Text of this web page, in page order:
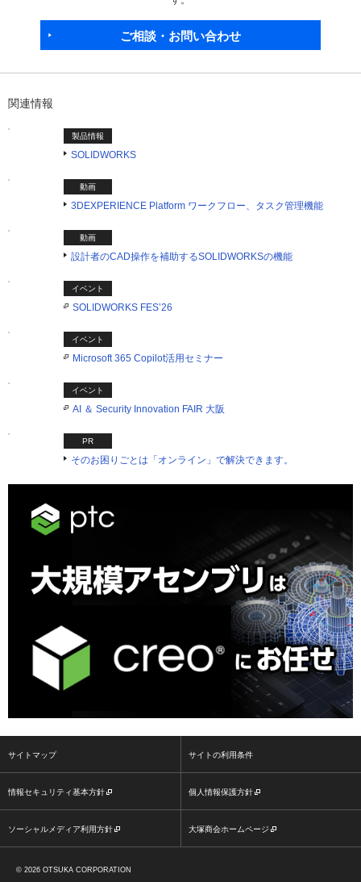
ご相談・お問い合わせ
関連情報
製品情報
SOLIDWORKS
動画
3DEXPERIENCE Platform ワークフロー、タスク管理機能
動画
設計者のCAD操作を補助するSOLIDWORKSの機能
イベント
SOLIDWORKS FES’26
イベント
Microsoft 365 Copilot活用セミナー
イベント
AI ＆ Security Innovation FAIR 大阪
PR
そのお困りごとは「オンライン」で解決できます。
サイトマップ サイトの利用条件
情報セキュリティ基本方針 個人情報保護方針
ソーシャルメディア利用方針 大塚商会ホームページ
2026 OTSUKA CORPORATION